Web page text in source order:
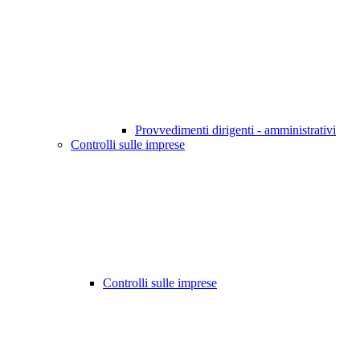
Provvedimenti dirigenti - amministrativi
Controlli sulle imprese
Controlli sulle imprese